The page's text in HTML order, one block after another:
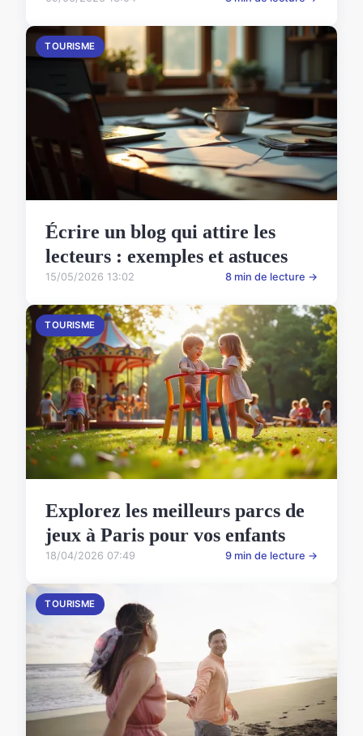
TOURISME
Écrire un blog qui attire les
lecteurs : exemples et astuces
15/05/2026 13:02 8 min de lecture →
TOURISME
Explorez les meilleurs parcs de
jeux à Paris pour vos enfants
18/04/2026 07:49 9 min de lecture →
TOURISME